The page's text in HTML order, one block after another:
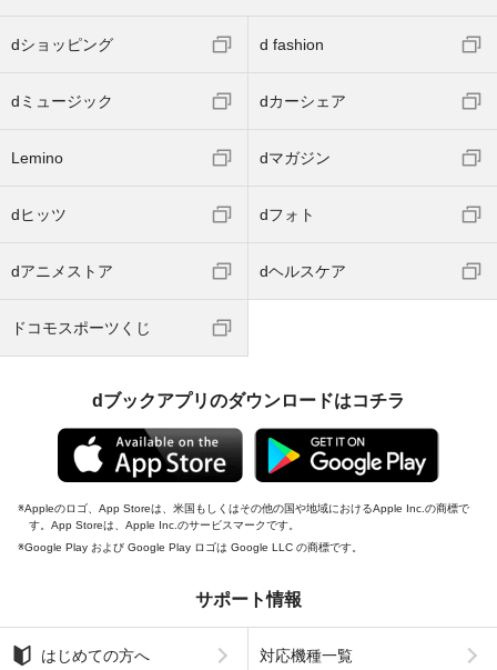
dショッピング d fashion
dミュージック dカーシェア
Lemino dマガジン
dヒッツ dフォト
dアニメストア dヘルスケア
ドコモスポーツくじ
dブックアプリのダウンロードはコチラ
Appleのロゴ、App Storeは、米国もしくはその他の国や地域におけるApple Inc.の商標で
す。App Storeは、Apple Inc.のサービスマークです。
Google Play および Google Play ロゴは Google LLC の商標です。
サポート情報
はじめての方へ 対応機種一覧